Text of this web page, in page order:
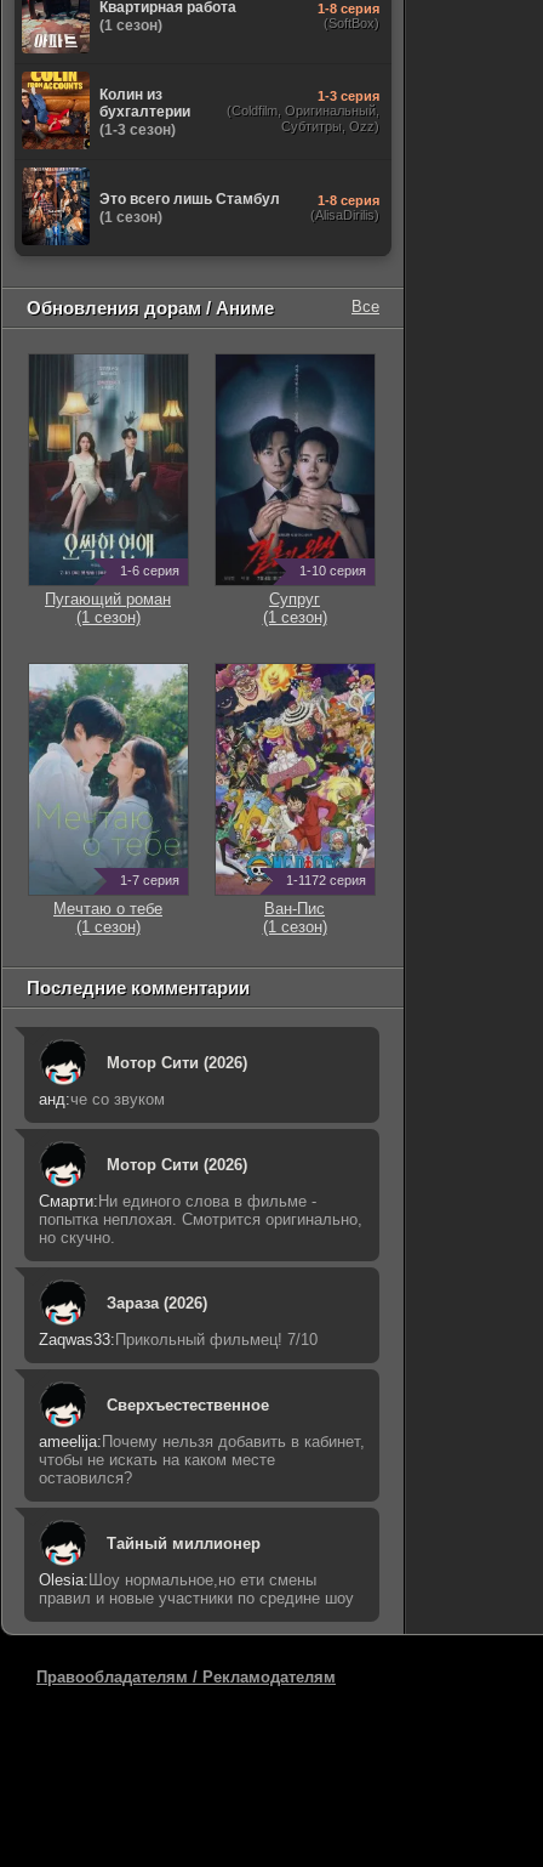
Квартирная работа
(1 сезон)
1-8 серия
(SoftBox)
Колин из
бухгалтерии
(1-3 сезон)
1-3 серия
(Coldfilm, Оригинальный,
Субтитры, Ozz)
Это всего лишь Стамбул
(1 сезон)
1-8 серия
(AlisaDirilis)
Обновления дорам / Аниме Все
1-6 серия
Пугающий роман
(1 сезон)
1-10 серия
Супруг
(1 сезон)
1-7 серия
Мечтаю о тебе
(1 сезон)
1-1172 серия
Ван-Пис
(1 сезон)
Последние комментарии
Мотор Сити (2026)
анд:че со звуком
Мотор Сити (2026)
Смарти: Ни единого слова в фильме -
попытка неплохая. Смотрится оригинально,
но скучно.
Зараза (2026)
Zaqwas33: Прикольный фильмец! 7/10
Сверхъестественное
ameelija: Почему нельзя добавить в кабинет,
чтобы не искать на каком месте
остаовился?
Тайный миллионер
Olesia: Шоу нормальное,но ети смены
правил и новые участники по средине шоу
Правообладателям / Рекламодателям